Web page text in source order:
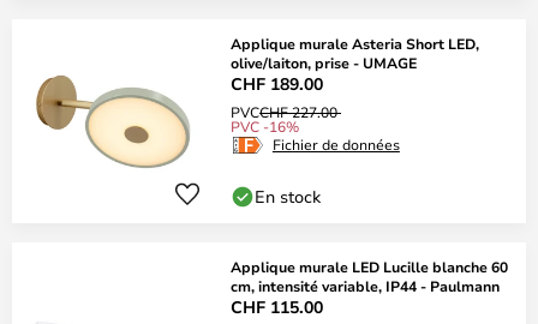
Applique murale Asteria Short LED,
olive/laiton, prise - UMAGE
CHF 189.00
PVCCHF 227.00
PVC -16%
Fichier de données
En stock
Applique murale LED Lucille blanche 60
cm, intensité variable, IP44 - Paulmann
CHF 115.00